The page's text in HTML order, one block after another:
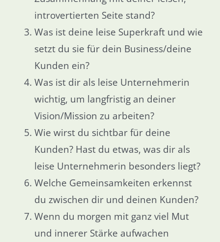
introvertierten Seite stand?
Was ist deine leise Superkraft und wie
setzt du sie für dein Business/deine
Kunden ein?
Was ist dir als leise Unternehmerin
wichtig, um langfristig an deiner
Vision/Mission zu arbeiten?
Wie wirst du sichtbar für deine
Kunden? Hast du etwas, was dir als
leise Unternehmerin besonders liegt?
Welche Gemeinsamkeiten erkennst
du zwischen dir und deinen Kunden?
Wenn du morgen mit ganz viel Mut
und innerer Stärke aufwachen